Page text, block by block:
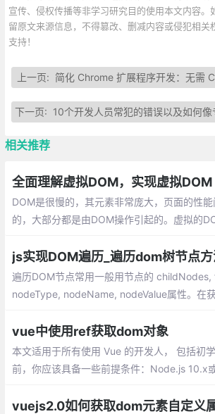
宣传、侵权传播等非学习研究目的使用本文内容。
留原文来源信息，不得篡改、删减内容或侵犯相关
支持！
上一页: 简化 Chrome 扩展程序开发：无需
下一页: 10个开发人员常犯的错误以及如何像专
相关推荐
全面理解虚拟DOM，实现虚拟DOM
DOM是很慢的，其元素非常庞大，页面的性
的，大部分都是由DOM操作引起的。虚拟的
M操作。
js实现DOM遍历_遍历dom树节点
遍历DOM节点常用一般用节点的
nodeType, nodeName, nodeValue属性。在
的内容。
vue中使用ref获取dom对象
本文适用于所有使用 Vue 的开发人， 包括初
前，你应该具备一些前提条件：Node.js 10.x
本;代码编辑器；我强烈推荐 Visual Studio
vuejs2.0如何获取dom元素自定义